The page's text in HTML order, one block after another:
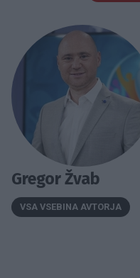
Gregor Žvab
VSA VSEBINA AVTORJA